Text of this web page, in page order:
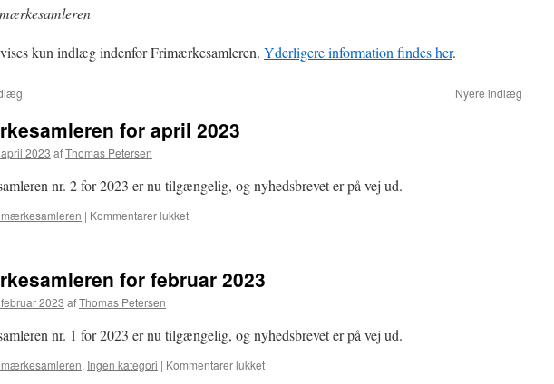
kun indlæg indenfor Frimærkesamleren. Yderligere information findes her.
Nyere indlæg
for april 2023
2023 afThomas Petersen
nr. 2 for 2023 er nu tilgængelig, og nyhedsbrevet er på vej ud.
| Kommentarer lukkettil
2023
for februar 2023
2023 afThomas Petersen
nr. 1 for 2023 er nu tilgængelig, og nyhedsbrevet er på vej ud.
, Ingen kategori | Kommentarer lukkettil